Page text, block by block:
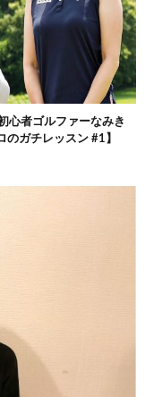
心者ゴルファーなみき
ガチレッスン #1】